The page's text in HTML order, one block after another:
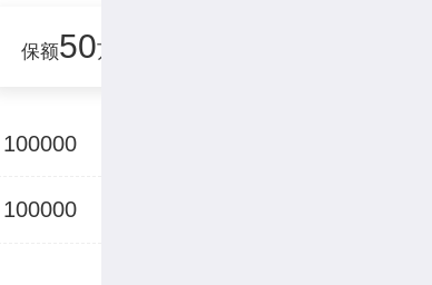
保额50万
100000
100000